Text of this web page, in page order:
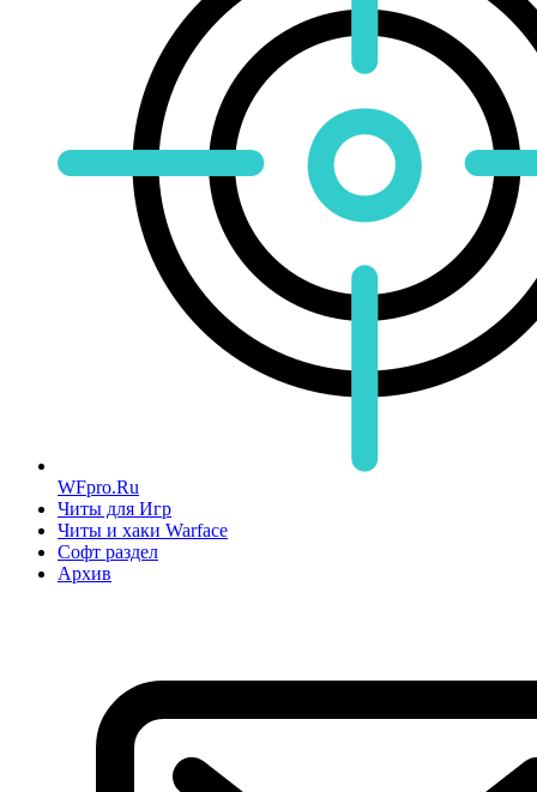
WFpro.Ru
Читы для Игр
Читы и хаки Warface
Софт раздел
Архив